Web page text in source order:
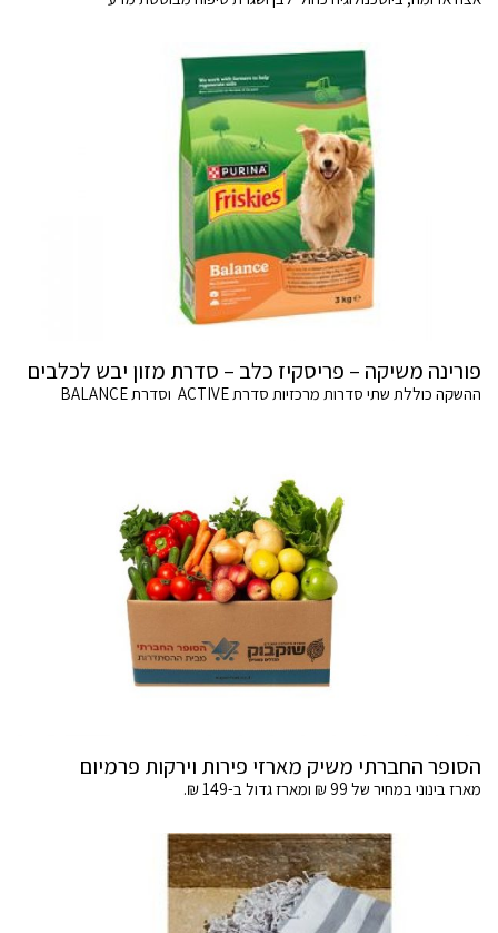
פורינה משיקה – פריסקיז כלב – סדרת מזון יבש לכלבים
ההשקה כוללת שתי סדרות מרכזיות סדרת ACTIVE וסדרת BALANCE
הסופר החברתי משיק מארזי פירות וירקות פרמיום
מארז בינוני במחיר של 99 ₪ ומארז גדול ב-149 ₪.